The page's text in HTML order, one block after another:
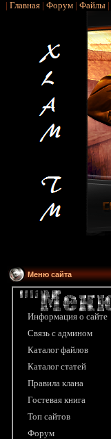
| Главная| Форум| Файлы|
Меню сайта
Информация o сайте
Связь с админом
Каталог файлов
Каталог статей
Правила клана
Гостевая книга
Топ сайтов
Форум